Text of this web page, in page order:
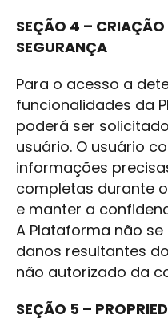
SEÇÃO 4 – CRIAÇÃO
SEGURANÇA
Para o acesso a
funcionalidades da
poderá ser
usuário. O usuário
informações
completas durante
e manter a
A Plataforma não
danos resultantes
não autorizado da
SEÇÃO 5 –